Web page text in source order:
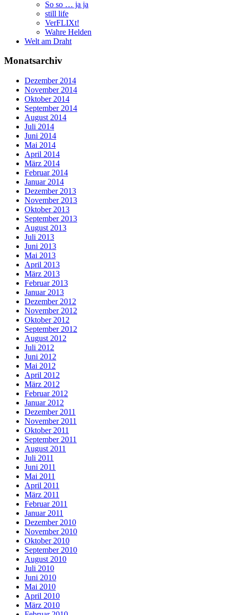
So so … ja ja
still life
VerFLIXt!
Wahre Helden
Welt am Draht
Monatsarchiv
Dezember 2014
November 2014
Oktober 2014
September 2014
August 2014
Juli 2014
Juni 2014
Mai 2014
April 2014
März 2014
Februar 2014
Januar 2014
Dezember 2013
November 2013
Oktober 2013
September 2013
August 2013
Juli 2013
Juni 2013
Mai 2013
April 2013
März 2013
Februar 2013
Januar 2013
Dezember 2012
November 2012
Oktober 2012
September 2012
August 2012
Juli 2012
Juni 2012
Mai 2012
April 2012
März 2012
Februar 2012
Januar 2012
Dezember 2011
November 2011
Oktober 2011
September 2011
August 2011
Juli 2011
Juni 2011
Mai 2011
April 2011
März 2011
Februar 2011
Januar 2011
Dezember 2010
November 2010
Oktober 2010
September 2010
August 2010
Juli 2010
Juni 2010
Mai 2010
April 2010
März 2010